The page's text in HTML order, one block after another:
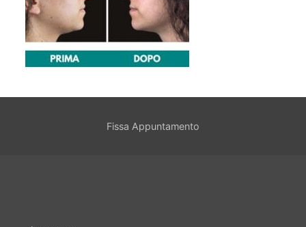
Fissa Appuntamento